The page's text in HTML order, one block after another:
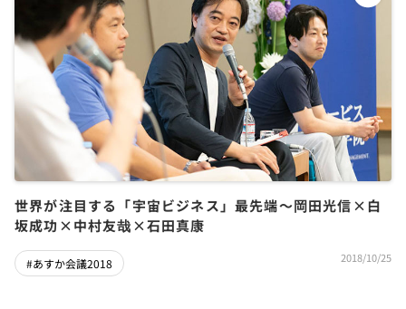
世界が注目する「宇宙ビジネス」最先端～岡田光信×白
坂成功×中村友哉×石田真康
#あすか会議2018 2018/10/25